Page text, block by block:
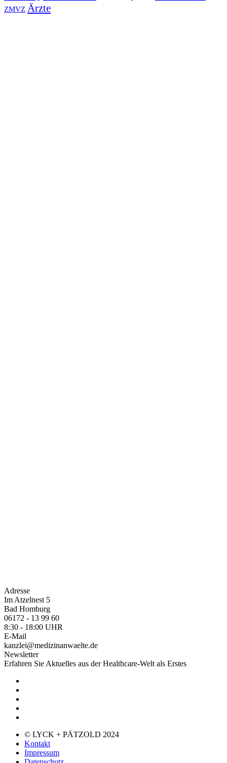
ZMVZ Ärzte
Adresse
Im Atzelnest 5
Bad Homburg
06172 - 13 99 60
8:30 - 18:00 UHR
E-Mail
kanzlei@medizinanwaelte.de
Newsletter
Erfahren Sie Aktuelles aus der Healthcare-Welt als Erstes
© LYCK + PÄTZOLD 2024
Kontakt
Impressum